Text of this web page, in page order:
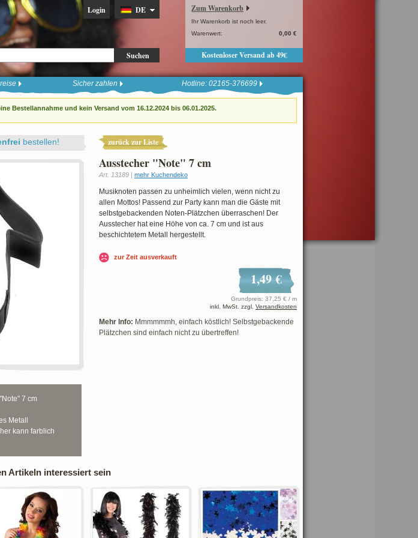
Suchen
Login DE Zum Warenkorb
Ihr Warenkorb ist noch leer.
Warenwert:
0,00 €
Kostenloser Versand ab 49€
Sicher zahlen Hotline: 02165-376699
Bestellannahme und kein Versand vom 16.12.2024 bis 06.01.2025.
zurück zur Liste
Ausstecher "Note" 7 cm
Art. 13189 | mehr Kuchendeko
Musiknoten passen zu unheimlich vielen, wenn nicht zu
allen Mottos! Passend zur Party kann man die Gäste mit
selbstgebackenden Noten-Plätzchen überraschen! Der
Ausstecher hat eine Höhe von ca. 7 cm und ist aus
beschichtetem Metall hergestellt.
zur Zeit ausverkauft
1,49 €
Grundpreis: 37,25 € / m
inkl. MwSt. zzgl. Versandkosten
Mehr Info: Mmmmmmh, einfach köstlich! Selbstgebackende
Plätzchen sind einfach nicht zu übertreffen!
bestellen!
7 cm
Metall
kann farblich
Artikeln interessiert sein